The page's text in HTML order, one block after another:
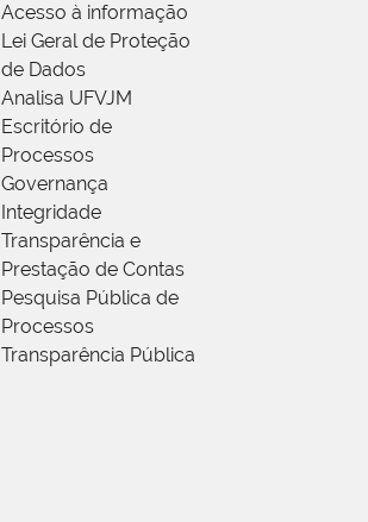
Acesso à informação
Lei Geral de Proteção
de Dados
Analisa UFVJM
Escritório de
Processos
Governança
Integridade
Transparência e
Prestação de Contas
Pesquisa Pública de
Processos
Transparência Pública